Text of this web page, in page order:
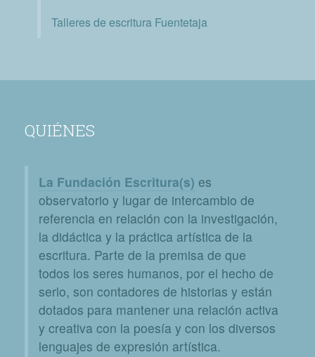
Talleres de escritura Fuentetaja
QUIÉNES
La Fundación Escritura(s) es
observatorio y lugar de intercambio de
referencia en relación con la investigación,
la didáctica y la práctica artística de la
escritura. Parte de la premisa de que
todos los seres humanos, por el hecho de
serlo, son contadores de historias y están
dotados para mantener una relación activa
y creativa con la poesía y con los diversos
lenguajes de expresión artística.